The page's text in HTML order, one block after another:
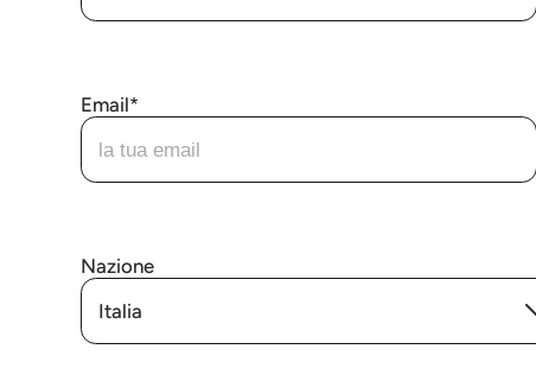
Email
Nazione
Italia